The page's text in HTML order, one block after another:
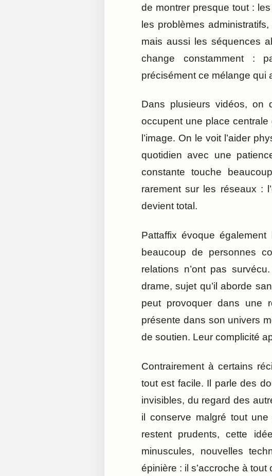
de montrer presque tout :
les problèmes
mais aussi les séquences
change constamment :
précisément ce mélange qui
Dans plusieurs vidéos, on
occupent une place
l’image. On le voit l’aider
quotidien avec une
constante touche
rarement sur les réseaux :
devient total.
Pattaffix évoque
beaucoup de personnes
relations n’ont pas
drame, sujet qu’il aborde
peut provoquer dans une
présente dans son univers
de soutien. Leur complicité
Contrairement à certains
tout est facile. Il parle des
invisibles, du regard des
il conserve malgré tout
restent prudents, cette
minuscules, nouvelles
épinière : il s’accroche à